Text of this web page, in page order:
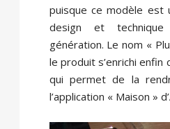
puisque ce modèle est
design et
génération. Le nom «
le produit s’enrichi enfin
qui permet de la
l’application « Maison »